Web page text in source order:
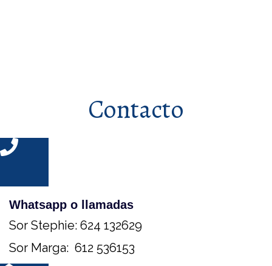
Contacto
Whatsapp o llamadas
Sor Stephie: 624 132629
Sor Marga: 612 536153